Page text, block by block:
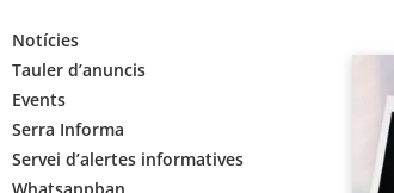
Notícies
Tauler d’anuncis
Events
Serra Informa
Servei d’alertes informatives